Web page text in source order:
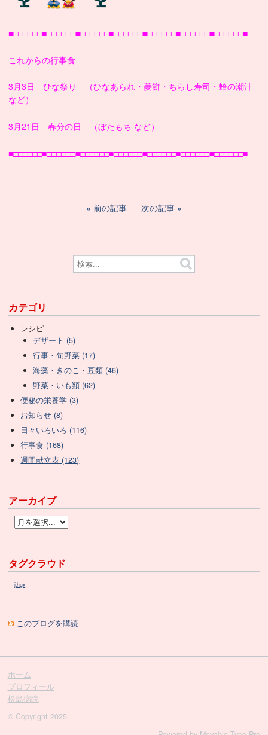
■□□□□□□■□□□□□□■□□□□□□■□□□□□□■□□□□□□■□□□□□□■□□□□□□■
これからの行事食
3月3日 ひな祭り （ひなあられ・菱餅・ちらし寿司・蛤の潮汁
など）
3月21日 春分の日 （ぼたもち など）
■□□□□□□■□□□□□□■□□□□□□■□□□□□□■□□□□□□■□□□□□□■□□□□□□■
前の記事 次の記事
カテゴリ
レシピ
デザート (5)
行事・旬野菜 (17)
海藻・きのこ・豆類 (46)
野菜・いも類 (62)
便秘の栄養学 (3)
お知らせ (8)
日々いろいろ (116)
行事食 (168)
週間献立表 (123)
アーカイブ
タグクラウド
j.hgx
このブログを購読
ホーム
プロフィール
松島病院
© Copyright 2025.